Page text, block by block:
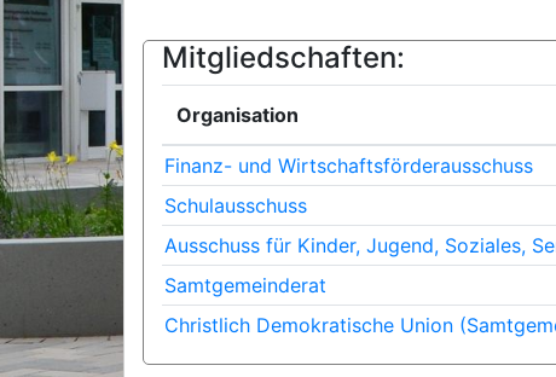
Mitgliedschaften:
Organisation
Finanz- und Wirtschaftsförderausschuss
Schulausschuss
Ausschuss für Kinder, Jugend, Soziales,
Samtgemeinderat
Christlich Demokratische Union